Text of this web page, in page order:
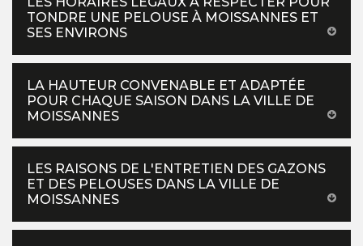
TONDRE UNE PELOUSE À MOISSANNES ET
SES ENVIRONS
LA HAUTEUR CONVENABLE ET ADAPTÉE
POUR CHAQUE SAISON DANS LA VILLE DE
MOISSANNES
LES RAISONS DE L'ENTRETIEN DES GAZONS
ET DES PELOUSES DANS LA VILLE DE
MOISSANNES